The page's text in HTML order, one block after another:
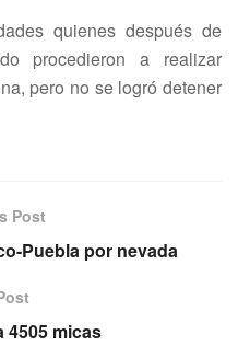
quienes después de
procedieron a realizar
pero no se logró detener
Post
Puebla por nevada
4505 micas